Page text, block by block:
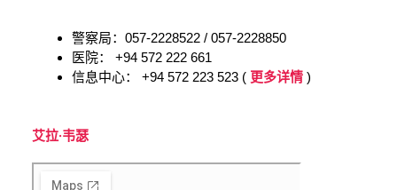
警察局：057-2228522 / 057-2228850
医院： +94 572 222 661
信息中心： +94 572 223 523 ( 更多详情 )
艾拉·韦瑟